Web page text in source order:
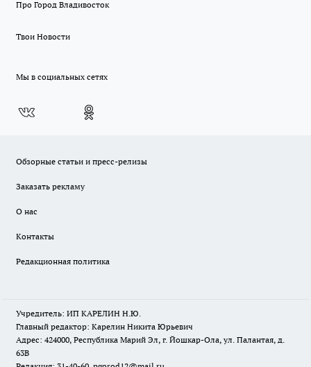
Про Город Владивосток
Твои Новости
Мы в социальных сетях
Обзорные статьи и пресс-релизы
Заказать рекламу
О нас
Контакты
Редакционная политика
Учредитель: ИП КАРЕЛИН Н.Ю.
Главный редактор: Карелин Никита Юрьевич
Адрес: 424000, Республика Марий Эл, г. Йошкар-Ола, ул. Палантая, д.
63В